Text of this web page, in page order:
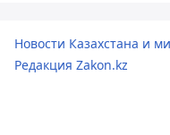
Новости Казахстана и
Редакция Zakon.kz